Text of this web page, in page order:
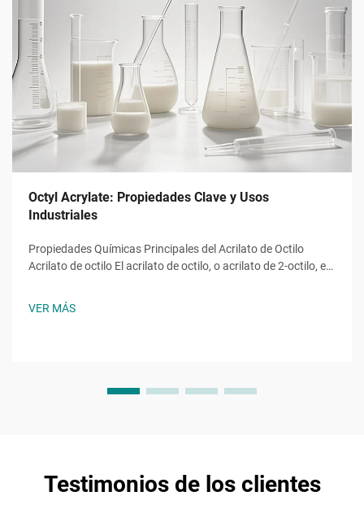
Octyl Acrylate: Propiedades Clave y Usos
Industriales
Propiedades Químicas Principales del Acrilato de Octilo
Acrilato de octilo El acrilato de octilo, o acrilato de 2-octilo, es
una molécula con una cadena alquilo de ocho carbonos
VER MÁS
Testimonios de los clientes